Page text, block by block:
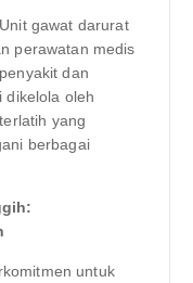
Unit gawat darurat
perawatan medis
dan
dikelola oleh
yang
berbagai
untuk